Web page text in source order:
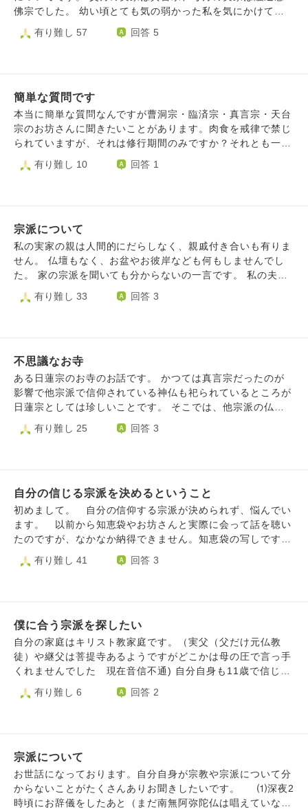
正しかったのだろうか」と頭を悩ませるようになりました。
べきだったのではないか、自分のエゴ（自力や欲）が肥大化
正しかったのか」という葛藤の中で、自分を責めて苦しくな
っております。 ​お坊さま方より、この心のありようについ
てご示教をいただけますと幸いです。どうぞよろしくお願い
いたします。
佛宗でした。 幼い頃とても気の弱かった私を気にかけてく
れた父方の祖父に、毎朝七回、「おんかかかびさんまえいそ
わか」と唱えて小さな仏様に手を合わせるように教えてもら
に親しみを持ち、何の違和感も抱いたことがありません。
それなのに、結婚後に夫の実家の法事で初めて南妙法蓮華経
と聞いたときは、大げさかもしれませんがカルチャーショッ
クのようなものを受けました。夫の実家は日蓮宗です。 違
を感じてしまいます。 日蓮宗のことをよく知れば解消する
きですし、般若心経やお地蔵さまのご真言に心が安らぎま
す。 反面、これら他宗派のお経やご真言を心の中でも唱え
ることは罰当たりな気もしています。 将来は、ひとりぼっ
ちは嫌なので夫と同じお墓に入りたいです。 慣れ親しんだ
になりたい⋯こんな私は将来成仏できますか？ 他宗派のお
有り難し 57 回答 5
簡単な質問です
本当に簡単な質問なんですが曹洞宗・臨済宗・真言宗・天台
宗のお坊さんに聞きたいことがあります。肉食を戒律で禁じ
られていますが、それは修行期間のみですか？それとも一生
ずーと続くものですか？
有り難し 10 回答 1
宗派について
私の実家の親は人間的にだらしなく、親戚付き合いも有りま
せん。 仏壇もなく、お盆やお彼岸なども何もしませんでし
た。 家の宗派を聞いても分からないの一言です。 私の夫の
両親は、特殊な宗教を信仰しており、私も夫もその宗教を信
仰したくない考えです。夫も以前の宗派が分からない状態で
いのですが、勝手に信仰しても大丈夫でしょうか？真言宗の
お寺に相談に行った方が良いでしょうか？ また、お寺で空
海様や覚鑁様の勉強会など行っている所など有りますでしょ
うか？ 個人的には真言宗のお坊さんの勉強などもしたいと
有り難し 33 回答 3
不思議なお寺
ある日蓮宗のお寺のお話です。 かつては真言宗だったのが
影響で他宗派で信仰されている神仏も祀られているところが
日蓮宗としては珍しいことです。 そこでは、他宗派の仏具
や他宗派で信仰されている仏像、他宗派の位牌の開眼供養も
引き受けて下さいます。 例えば、法華経による木剣加持で
私は真言宗の信者ですが、他宗派のお寺や他宗派で開眼され
た仏像も金剛合掌をして真言を唱えていましたが、後からな
んだか気になり始めました。
有り難し 25 回答 3
自分の信じる宗派を決めるということ
初めまして。 自分の信仰する宗派が決められず、悩んでい
ます。 以前から知恵袋やお坊さんと実際に会って話を聴い
たのですが、なかなか納得できません。知恵袋の写しですが
ご指南頂けたら幸いです。 私は信州住みの高校生で、家
の宗派は浄土宗西山派(亡き祖父が山寺の住職だった)で母方
いと感じています。空海様、良忍様、明恵様、覚鑁様、道範
様、木食弾誓様、弁栄様などを尊敬、教えを学びたいと思っ
ています。 実は以前大正大学への進学計画がありました。
近所の天台寺に弟子入りするか、母方の智山寺へお願いし
度は見送りました。結局、•興味があるだけでは食べていけ
た。 興味のあるジャンルはかなり絞れていて、各宗派の教
えもザックリと把握してはいるのですが、民間信仰の篤い弘
法大師が良いかと思えば、地元に寺が多くあり、雰囲気が良
い天台が良さそうと思ったり、教学は東密の方が一枚上らし
有り難し 41 回答 3
僕に合う宗派を探したい
自分の家庭はキリスト教家庭です。（実父（父だけ元仏教
徒）や継父は菩提寺あるようですがどこかは母の圧で言っ手
くれませんでした 現在音信不通) 自分自身も11歳で信じて
いましたが、うちの家庭が信じやすい家庭だからって牧師達
がやりたい放題にめちゃくちゃな制限や指導（学校関係など
たアニメの「一休さん」や京都奈良の修学旅行を通して仏教
に興味を持ちました。 ただ、大人になるまでは母が監視し
ていた為遠くて動けず、家を追い出されてから自由に信仰で
きるようになったので、この機会に僕が本当に信仰できる仏
有り難し 6 回答 2
宗派について
お世話になっております。自分自身が宗教や宗派について分
からないことがたくさんありお聞きしたいです。 ⑴深夜2
時頃にお辞儀をしたあと（まだ南無阿弥陀仏は唱えていな